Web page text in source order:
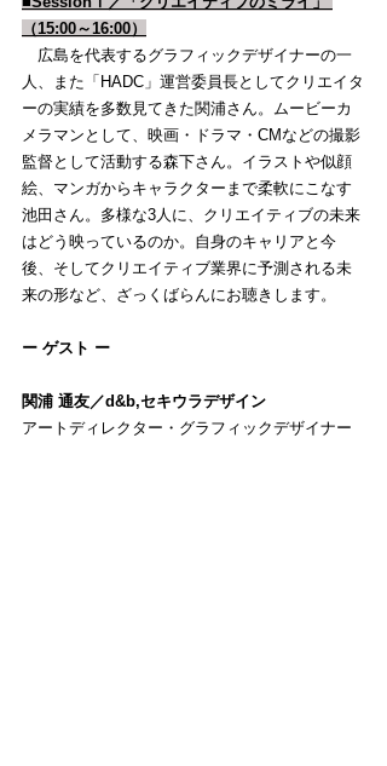
（15:00～16:00）
広島を代表するグラフィックデザイナーの一
人、また「HADC」運営委員長としてクリエイタ
ーの実績を多数見てきた関浦さん。ムービーカ
メラマンとして、映画・ドラマ・CMなどの撮影
監督として活動する森下さん。イラストや似顔
絵、マンガからキャラクターまで柔軟にこなす
池田さん。多様な3人に、クリエイティブの未来
はどう映っているのか。自身のキャリアと今
後、そしてクリエイティブ業界に予測される未
来の形など、ざっくばらんにお聴きします。
ー ゲスト ー
関浦 通友／d&b,セキウラデザイン
アートディレクター・グラフィックデザイナー